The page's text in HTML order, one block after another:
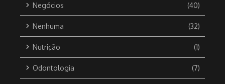
Negócios (40)
Nenhuma (32)
Nutrição (1)
Odontologia (7)